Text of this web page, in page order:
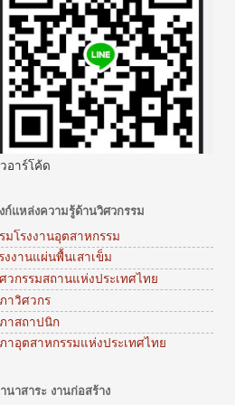
อาร์โค้ด
ก์แหล่งความรู้ด้านวิศวกรรม
มโรงงานอุตสาหกรรม
งงานแผ่นพื้นเสาเข็ม
วกรรมสถานแห่งประเทศไทย
าวิศวกร
าสถาปนิก
าอุตสาหกรรมแห่งประเทศไทย
นาสาระ งานก่อสร้าง